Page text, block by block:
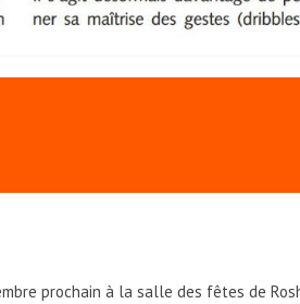
prochain à la salle des fêtes de